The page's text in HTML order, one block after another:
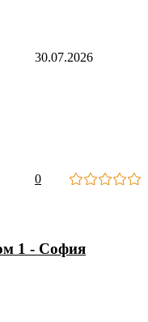
30.07.2026
0
1 - София